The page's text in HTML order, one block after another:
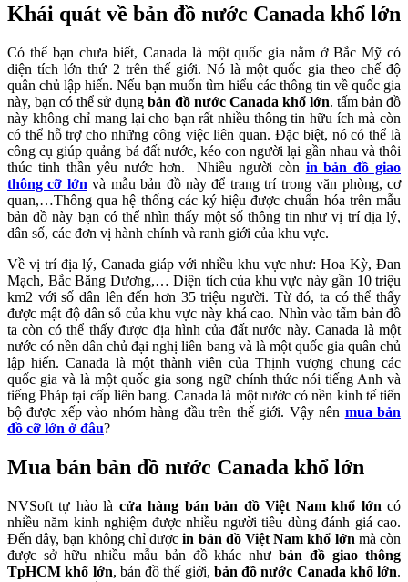
Khái quát về bản đồ nước Canada khổ lớn
Có thể bạn chưa biết, Canada là một quốc gia nằm ở Bắc Mỹ có
diện tích lớn thứ 2 trên thế giới. Nó là một quốc gia theo chế độ
quân chủ lập hiến. Nếu bạn muốn tìm hiểu các thông tin về quốc gia
này, bạn có thể sử dụng bản đồ nước Canada khổ lớn. tấm bản đồ
này không chỉ mang lại cho bạn rất nhiều thông tin hữu ích mà còn
có thể hỗ trợ cho những công việc liên quan. Đặc biệt, nó có thể là
công cụ giúp quảng bá đất nước, kéo con người lại gần nhau và thôi
thúc tinh thần yêu nước hơn. Nhiều người còn in bản đồ giao
thông cỡ lớn và mẫu bản đồ này để trang trí trong văn phòng, cơ
quan,…Thông qua hệ thống các ký hiệu được chuẩn hóa trên mẫu
bản đồ này bạn có thể nhìn thấy một số thông tin như vị trí địa lý,
dân số, các đơn vị hành chính và ranh giới của khu vực.
Về vị trí địa lý, Canada giáp với nhiều khu vực như: Hoa Kỳ, Đan
Mạch, Bắc Băng Dương,… Diện tích của khu vực này gần 10 triệu
km2 với số dân lên đến hơn 35 triệu người. Từ đó, ta có thể thấy
được mật độ dân số của khu vực này khá cao. Nhìn vào tấm bản đồ
ta còn có thể thấy được địa hình của đất nước này. Canada là một
nước có nền dân chủ đại nghị liên bang và là một quốc gia quân chủ
lập hiến. Canada là một thành viên của Thịnh vượng chung các
quốc gia và là một quốc gia song ngữ chính thức nói tiếng Anh và
tiếng Pháp tại cấp liên bang. Canada là một nước có nền kinh tế tiến
bộ được xếp vào nhóm hàng đầu trên thế giới. Vậy nên mua bản
đồ cỡ lớn ở đâu?
Mua bán bản đồ nước Canada khổ lớn
NVSoft tự hào là cửa hàng bán bản đồ Việt Nam khổ lớn có
nhiều năm kinh nghiệm được nhiều người tiêu dùng đánh giá cao.
Đến đây, bạn không chỉ được in bản đồ Việt Nam khổ lớn mà còn
được sở hữu nhiều mẫu bản đồ khác nhưbản đồ giao thông
TpHCM khổ lớn, bản đồ thế giới, bản đồ nước Canada khổ lớn.